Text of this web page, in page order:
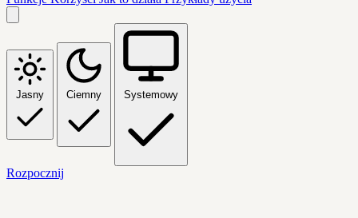
Jasny Ciemny Systemowy
Rozpocznij